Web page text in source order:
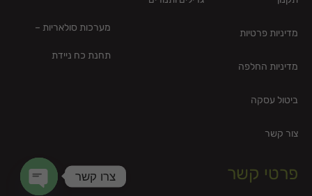
מדיניות פרטיות
מדיניות החלפה
ביטול עסקה
צור קשר
מערכות סולאריות –
תחנת כח ניידת
פרטי קשר צרו קשר